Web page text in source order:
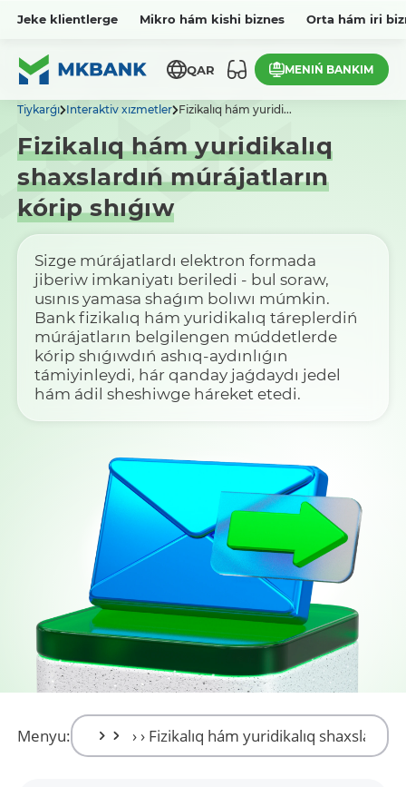
Jeke klientlerge Mikro hám kishi biznes Orta hám iri
QAR MENIŃ BANKIM
Tiykarǵı Interaktiv xızmetler Fizikalıq hám yuridi...
Fizikalıq hám yuridikalıq
shaxslardıń múrájatların
kórip shıǵıw
Sizge múrájatlardı elektron formada
jiberiw imkaniyatı beriledi - bul soraw,
usınıs yamasa shaǵım bolıwı múmkin.
Bank fizikalıq hám yuridikalıq táreplerdiń
múrájatların belgilengen múddetlerde
kórip shıǵıwdıń ashıq-aydınlıǵın
támiyinleydi, hár qanday jaǵdaydı jedel
hám ádil sheshiwge háreket etedi.
Menyu: